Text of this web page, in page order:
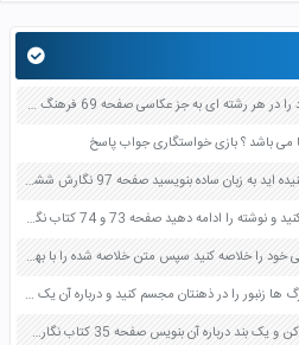
یکی از هنرمندان معاصر مورد علاقه خود را در هر رشته ای به جز عکاسی صفحه 69 فرهنگ و هنر نهم
می باشد ؟ بازی خواستگاری جواب پاسخ
یکی از حکایت هایی را که تا به حال شنیده اید به زبان ساده بنویسید صفحه 97 نگارش ششم دبستان
یکی از متن های ناتمام زیر را انتخاب کنید و نوشته را ادامه دهید صفحه 73 و 74 کتاب نگارش فارسی پنجم دبستان
یکی از درس های مندرج در کتاب درسی خود را خلاصه کنید سپس متن خلاصه شده را با بهره گیری از روش های دسته بندی نمودار جدول نقشه مفهومی نشان دهید صفحه 118 نگارش یازدهم
یکی از صدا های آبشار به هم خوردن برگ ها زنبور را در ذهنتان مجسم کنید و درباره آن یک بند بنویسید صفحه 11 نگارش پنجم
یکی از دو موضوع را به دلخواه انتخاب کن و یک بند درباره آن بنویس صفحه 35 کتاب نگارش فارسی سوم